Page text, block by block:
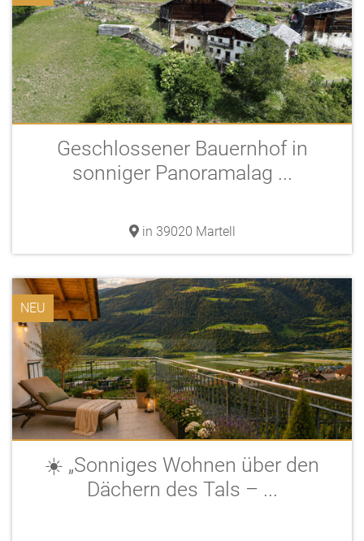
Geschlossener Bauernhof in
sonniger Panoramalag ...
in 39020 Martell
NEU
☀️ „Sonniges Wohnen über den
Dächern des Tals – ...